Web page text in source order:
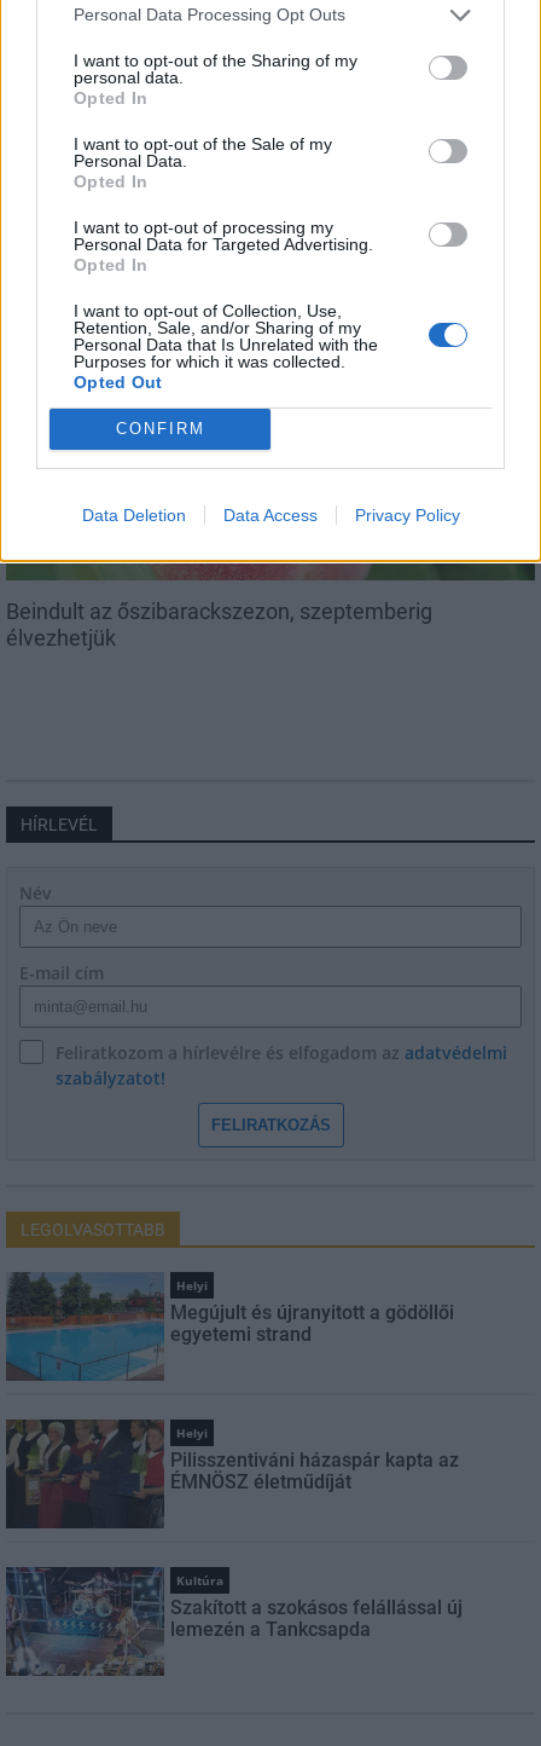
Personal Data Processing Opt Outs
I want to opt-out of the Sharing of my
personal data.
Opted In
I want to opt-out of the Sale of my
Personal Data.
Opted In
I want to opt-out of processing my
Personal Data for Targeted Advertising.
Opted In
I want to opt-out of Collection, Use,
Retention, Sale, and/or Sharing of my
Personal Data that Is Unrelated with the
Purposes for which it was collected.
Opted Out
CONFIRM
Data Deletion Data Access Privacy Policy
Csökkenti Józsefváros az üresen álló lakásállományát
Helyi
Beindult az őszibarackszezon, szeptemberig
élvezhetjük
HÍRLEVÉL
Név
E-mail cím
Feliratkozom a hírlevélre és elfogadom az adatvédelmi
szabályzatot!
FELIRATKOZÁS
LEGOLVASOTTABB
Helyi
Megújult és újranyitott a gödöllői
egyetemi strand
Helyi
Pilisszentiváni házaspár kapta az
ÉMNÖSZ életműdíját
Kultúra
Szakított a szokásos felállással új
lemezén a Tankcsapda